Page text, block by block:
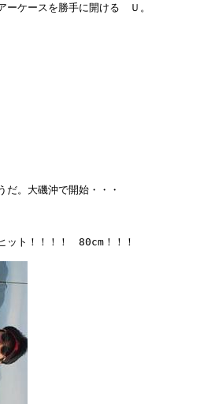
ケースを勝手に開ける　Ｕ。
だ。大磯沖で開始・・・
ット！！！！　80cm！！！